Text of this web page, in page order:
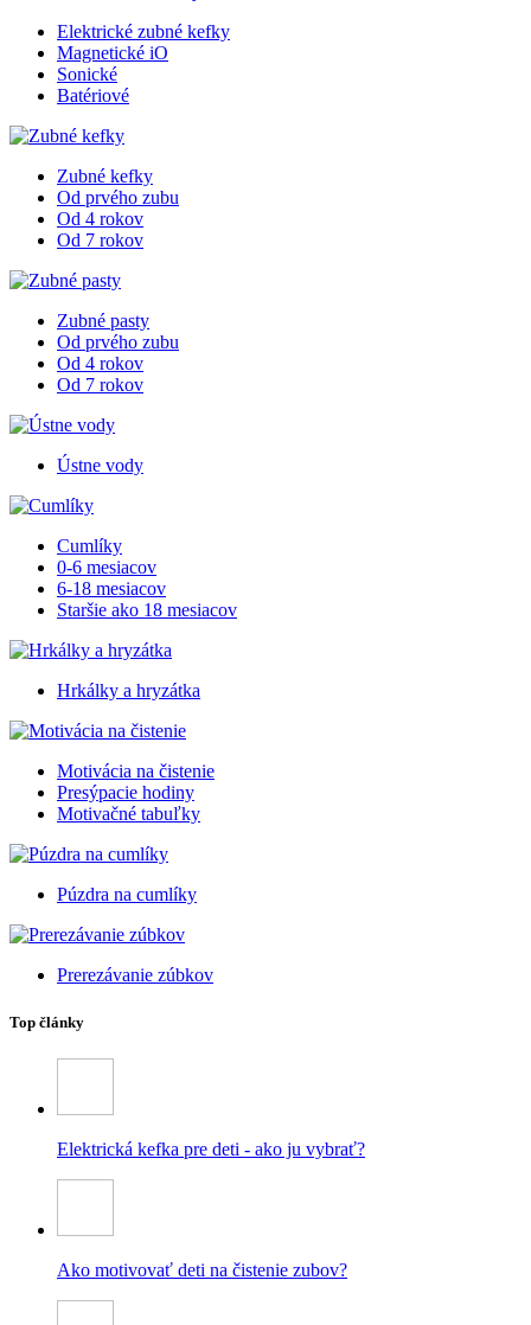
Elektrické zubné kefky
Magnetické iO
Sonické
Batériové
Zubné kefky
Od prvého zubu
Od 4 rokov
Od 7 rokov
Zubné pasty
Od prvého zubu
Od 4 rokov
Od 7 rokov
Ústne vody
Cumlíky
0-6 mesiacov
6-18 mesiacov
Staršie ako 18 mesiacov
Hrkálky a hryzátka
Motivácia na čistenie
Presýpacie hodiny
Motivačné tabuľky
Púzdra na cumlíky
Prerezávanie zúbkov
Top články
Elektrická kefka pre deti - ako ju vybrať?
Ako motivovať deti na čistenie zubov?